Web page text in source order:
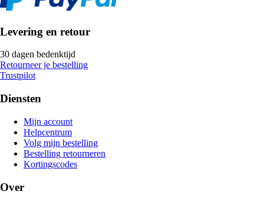
Levering en retour
30 dagen bedenktijd
Retourneer je bestelling
Trustpilot
Diensten
Mijn account
Helpcentrum
Volg mijn bestelling
Bestelling retourneren
Kortingscodes
Over